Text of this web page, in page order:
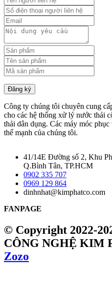
Đăng ký
Công ty chúng tôi chuyên cung
cho các hệ thống xử lý nước thải
thải dân dụng. Các máy móc
thế mạnh của chúng tôi.
41/14E Đường số 2, Khu
Q.Bình Tân, TP.HCM
0902 335 707
0969 129 864
dinhnhat@kimphatco.com
FANPAGE
© Copyright 2022-
CÔNG NGHỆ KIM
Zozo